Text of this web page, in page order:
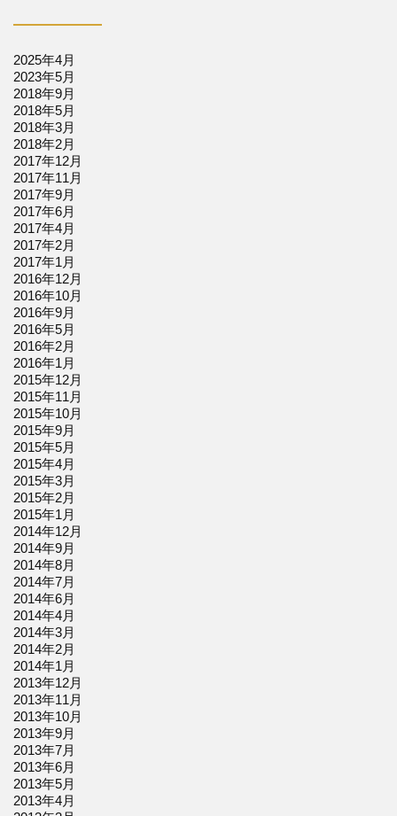
2025年4月
2023年5月
2018年9月
2018年5月
2018年3月
2018年2月
2017年12月
2017年11月
2017年9月
2017年6月
2017年4月
2017年2月
2017年1月
2016年12月
2016年10月
2016年9月
2016年5月
2016年2月
2016年1月
2015年12月
2015年11月
2015年10月
2015年9月
2015年5月
2015年4月
2015年3月
2015年2月
2015年1月
2014年12月
2014年9月
2014年8月
2014年7月
2014年6月
2014年4月
2014年3月
2014年2月
2014年1月
2013年12月
2013年11月
2013年10月
2013年9月
2013年7月
2013年6月
2013年5月
2013年4月